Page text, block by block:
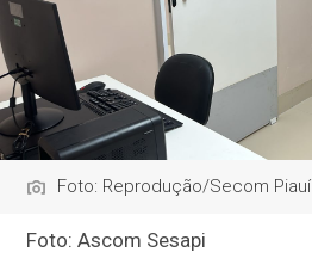
Foto: Reprodução/Secom Piauí
Foto: Ascom Sesapi